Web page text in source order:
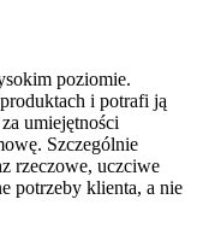
poziomie.
i potrafi ją
umiejętności
Szczególnie
rzeczowe, uczciwe
potrzeby klienta, a nie